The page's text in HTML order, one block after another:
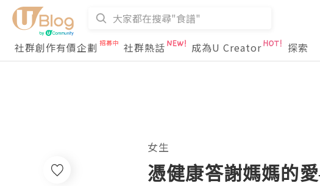
社群創作有價企劃
社群熱話 成為U Creator 探索
女生
憑健康答謝媽媽的